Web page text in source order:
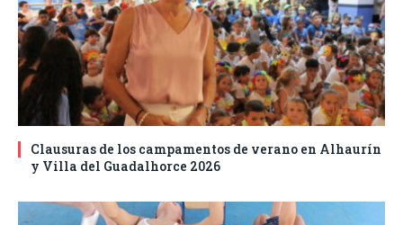
Clausuras de los campamentos de verano en Alhaurín
y Villa del Guadalhorce 2026